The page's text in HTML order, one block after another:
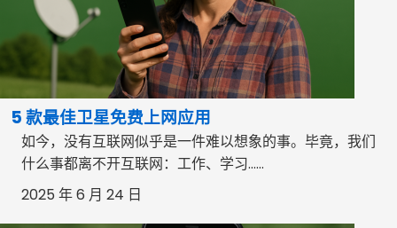
5 款最佳卫星免费上网应用
如今，没有互联网似乎是一件难以想象的事。毕竟，我们
什么事都离不开互联网：工作、学习……
2025 年 6 月 24 日